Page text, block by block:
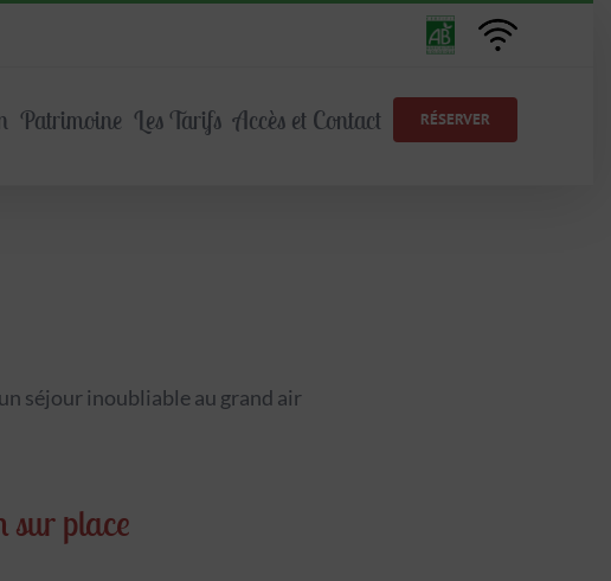
ABWifi
Patrimoine Les Tarifs Accès et Contact RÉSERVER
séjour inoubliable au grand air
place